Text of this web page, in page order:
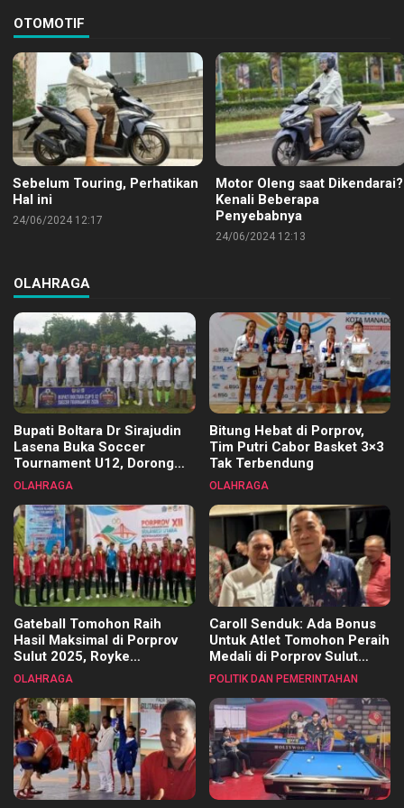
OTOMOTIF
Sebelum Touring, Perhatikan
Hal ini
24/06/2024 12:17
Motor Oleng saat Dikendarai?
Kenali Beberapa
Penyebabnya
24/06/2024 12:13
OLAHRAGA
Bupati Boltara Dr Sirajudin
Lasena Buka Soccer
Tournament U12, Dorong
Pembinaan Merata di Setiap
OLAHRAGA
Bitung Hebat di Porprov,
Tim Putri Cabor Basket 3×3
Tak Terbendung
OLAHRAGA
Gateball Tomohon Raih
Hasil Maksimal di Porprov
Sulut 2025, Royke
Tangkawarouw Ucapkan
OLAHRAGA
Caroll Senduk: Ada Bonus
Untuk Atlet Tomohon Peraih
Medali di Porprov Sulut
2025
POLITIK DAN PEMERINTAHAN